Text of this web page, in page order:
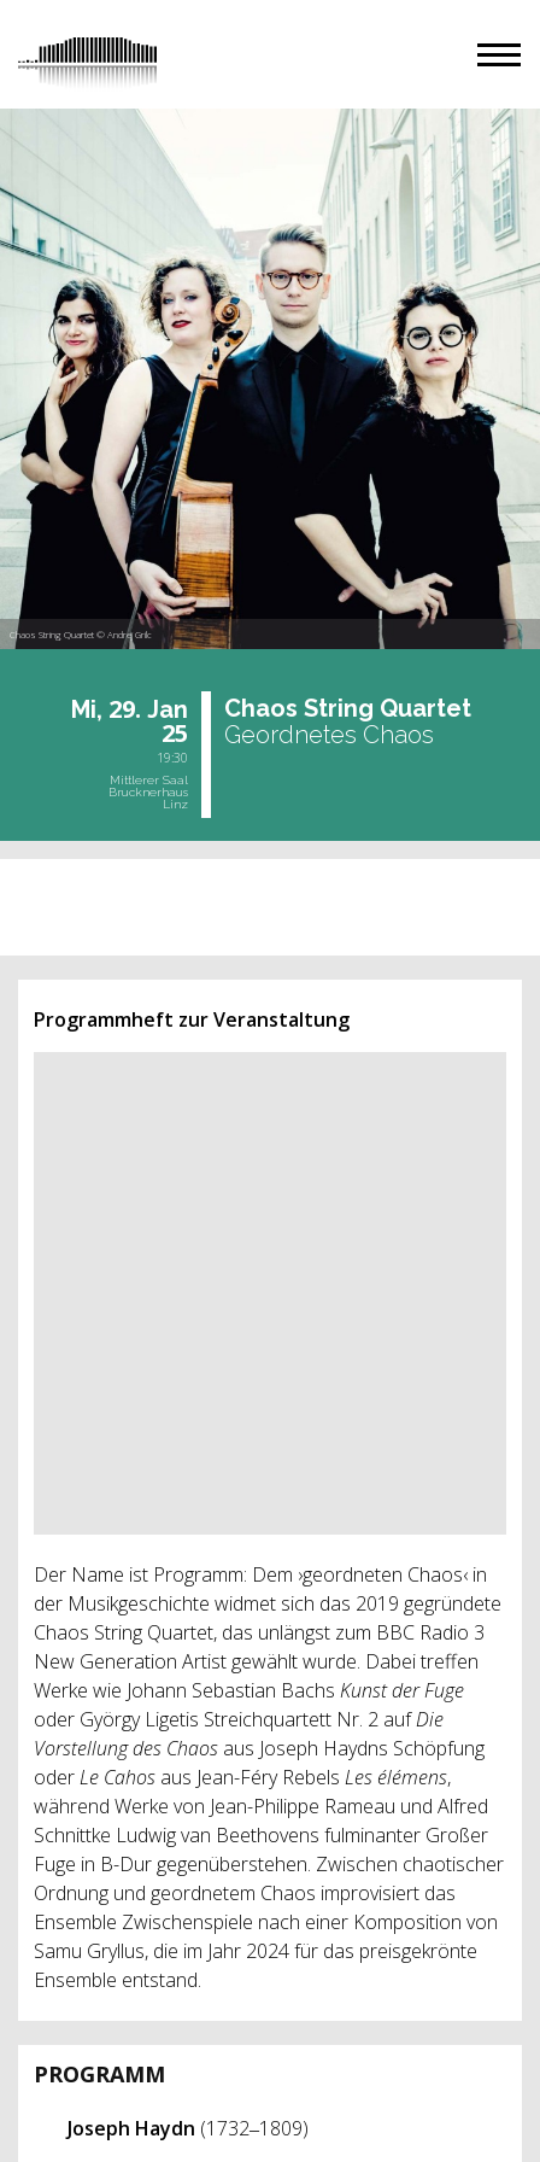
Chaos String Quartet © Andrej Grilc
Mi, 29. Jan
25
19:30
Mittlerer Saal
Brucknerhaus
Linz
Chaos String Quar­tet
Geordnetes Chaos
Programmheft zur Veranstaltung
Der Name ist Programm: Dem ›geordneten Chaos‹ in
der Musikgeschichte widmet sich das 2019 gegründete
Chaos String Quartet, das unlängst zum BBC Radio 3
New Generation Artist gewählt wurde. Dabei treffen
Werke wie Johann Sebastian Bachs Kunst der Fuge
oder György Ligetis Streichquartett Nr. 2 aufDie
Vorstellung des Chaos aus Joseph Haydns Schöpfung
oderLe Cahos aus Jean-Féry Rebels Les élémens,
während Werke von Jean-Philippe Rameau und Alfred
Schnittke Ludwig van Beethovens fulminanter Großer
Fuge in B-Dur gegenüberstehen. Zwischen chaotischer
Ordnung und geordnetem Chaos improvisiert das
Ensemble Zwischenspiele nach einer Komposition von
Samu Gryllus, die im Jahr 2024 für das preisgekrönte
Ensemble entstand.
PROGRAMM
Joseph Haydn (1732‒1809)